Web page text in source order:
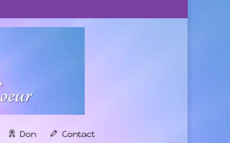
Don Contact